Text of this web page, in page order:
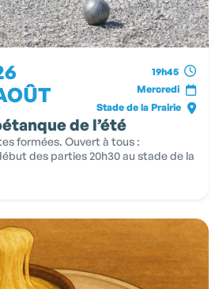
19h45
Mercredi
Stade de la Prairie
de l’été
formées. Ouvert à tous :
des parties 20h30 au stade de la